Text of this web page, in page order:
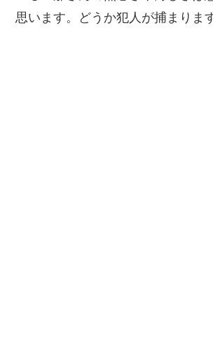
思います。どうか犯人が捕まりま